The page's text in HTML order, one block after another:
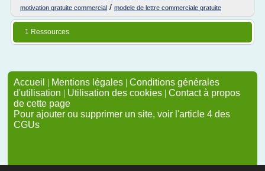
motivation gratuite commercial / modele de lettre commerciale gratuite
1 Ressources
Accueil | Mentions légales | Conditions générales
d'utilisation | Utilisation des cookies | Contact à propos
de cette page
Pour ajouter ou supprimer un site, voir l'article 4 des
CGUs